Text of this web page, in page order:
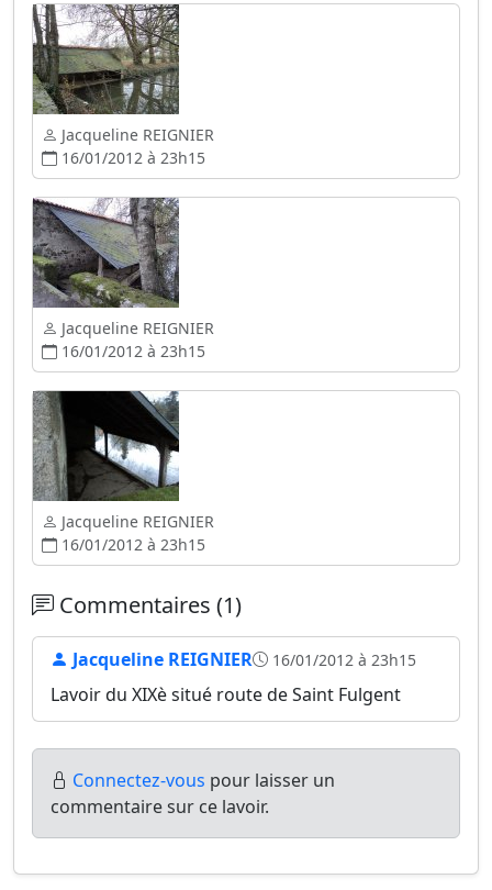
Jacqueline REIGNIER
16/01/2012 à 23h15
Jacqueline REIGNIER
16/01/2012 à 23h15
Jacqueline REIGNIER
16/01/2012 à 23h15
Commentaires (1)
Jacqueline REIGNIER 16/01/2012 à 23h15
Lavoir du XIXè situé route de Saint Fulgent
Connectez-vous pour laisser un
commentaire sur ce lavoir.